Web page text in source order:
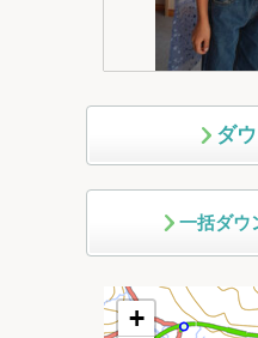
ダ
一括ダウ
+